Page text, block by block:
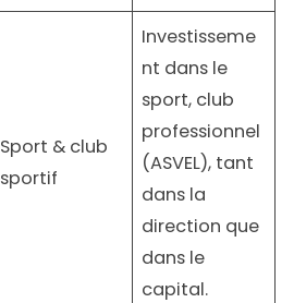
Sport & club
sportif
Investisseme
nt dans le
sport, club
professionnel
(ASVEL), tant
dans la
direction que
dans le
capital.